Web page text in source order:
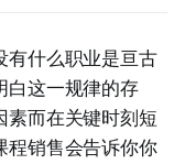
有什么职业是亘古
白这一规律的存
素而在关键时刻短
程销售会告诉你你